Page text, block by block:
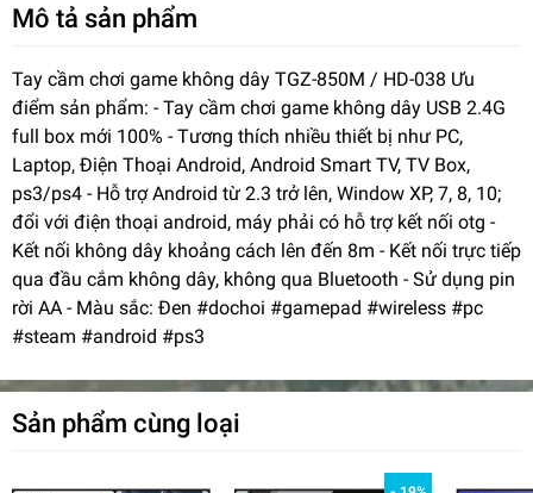
Mô tả sản phẩm
Tay cầm chơi game không dây TGZ-850M / HD-038 Ưu
điểm sản phẩm: - Tay cầm chơi game không dây USB 2.4G
full box mới 100% - Tương thích nhiều thiết bị như PC,
Laptop, Điện Thoại Android, Android Smart TV, TV Box,
ps3/ps4 - Hỗ trợ Android từ 2.3 trở lên, Window XP, 7, 8, 10;
đổi với điện thoại android, máy phải có hỗ trợ kết nối otg -
Kết nối không dây khoảng cách lên đến 8m - Kết nối trực tiếp
qua đầu cắm không dây, không qua Bluetooth - Sử dụng pin
rời AA - Màu sắc: Đen #dochoi #gamepad #wireless #pc
#steam #android #ps3
Sản phẩm cùng loại